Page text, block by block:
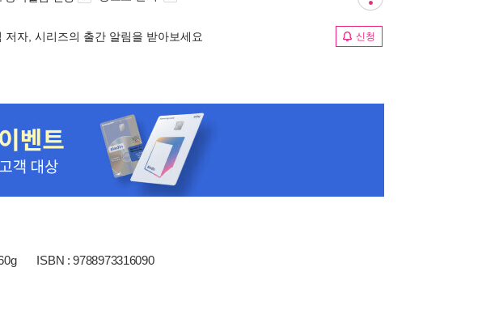
저자, 시리즈의 출간 알림을 받아보세요 신청
ISBN : 9788973316090